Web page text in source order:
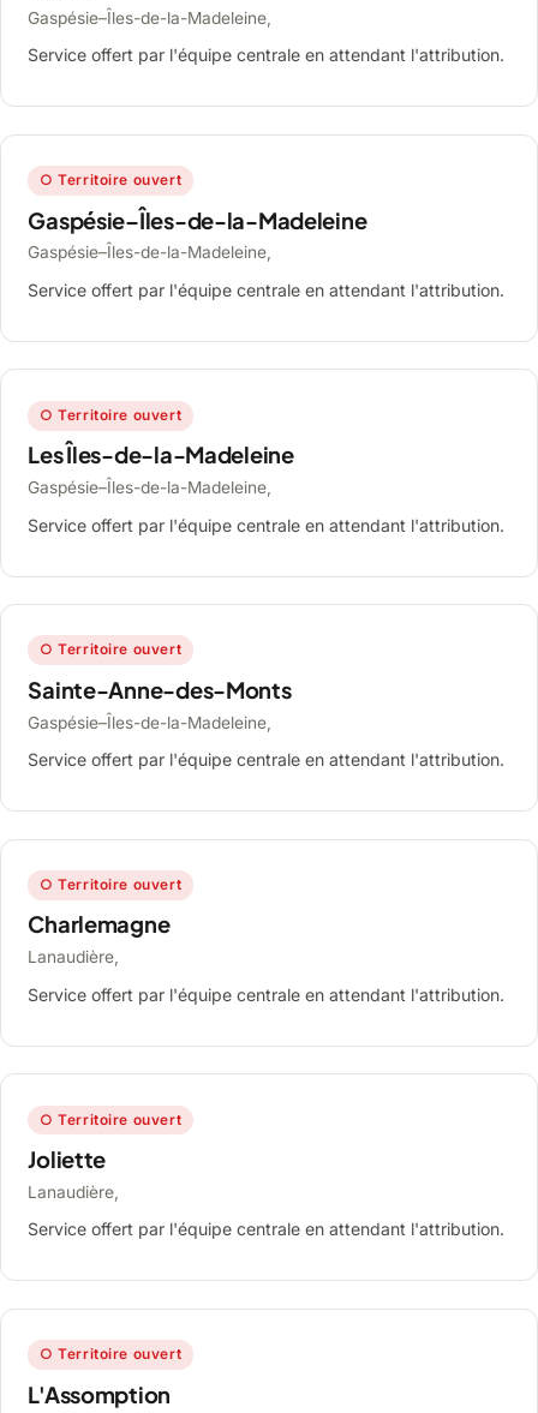
Gaspésie–Îles-de-la-Madeleine,
Service offert par l'équipe centrale en attendant l'attribution.
○ Territoire ouvert
Gaspésie–Îles-de-la-Madeleine
Gaspésie–Îles-de-la-Madeleine,
Service offert par l'équipe centrale en attendant l'attribution.
○ Territoire ouvert
Les Îles-de-la-Madeleine
Gaspésie–Îles-de-la-Madeleine,
Service offert par l'équipe centrale en attendant l'attribution.
○ Territoire ouvert
Sainte-Anne-des-Monts
Gaspésie–Îles-de-la-Madeleine,
Service offert par l'équipe centrale en attendant l'attribution.
○ Territoire ouvert
Charlemagne
Lanaudière,
Service offert par l'équipe centrale en attendant l'attribution.
○ Territoire ouvert
Joliette
Lanaudière,
Service offert par l'équipe centrale en attendant l'attribution.
○ Territoire ouvert
L'Assomption